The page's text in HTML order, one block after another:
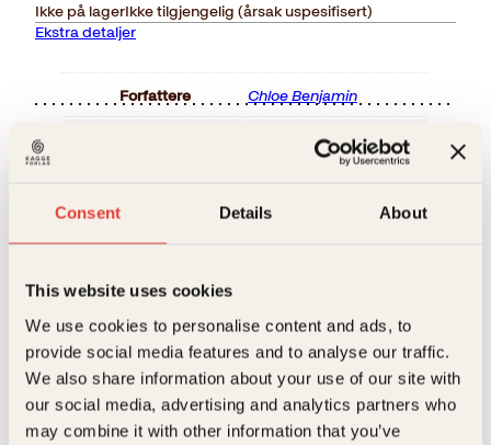
Consent Details About
This website uses cookies
We use cookies to personalise content and ads, to
provide social media features and to analyse our traffic.
We also share information about your use of our site with
our social media, advertising and analytics partners who
may combine it with other information that you’ve
Ikke på lagerIkke tilgjengelig (årsak uspesifisert)
Ekstra detaljer
Forfattere Chloe Benjamin
Kagge Forlag AS,
Utgivelsesår
Bokformat Pocket
Antall sider 379
Relaterte produkter
Vetle Lid Larssen Christer Mjåset